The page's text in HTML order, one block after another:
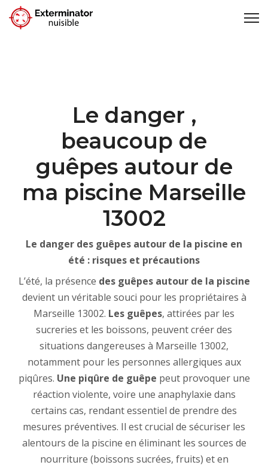
Le danger ,
beaucoup de
guêpes autour de
ma piscine Marseille
13002
Le danger des guêpes autour de la piscine en
été : risques et précautions
L’été, la présence des guêpes autour de la piscine
devient un véritable souci pour les propriétaires à
Marseille 13002. Les guêpes, attirées par les
sucreries et les boissons, peuvent créer des
situations dangereuses à Marseille 13002,
notamment pour les personnes allergiques aux
piqûres. Une piqûre de guêpe peut provoquer une
réaction violente, voire une anaphylaxie dans
certains cas, rendant essentiel de prendre des
mesures préventives. Il est crucial de sécuriser les
alentours de la piscine en éliminant les sources de
nourriture (boissons sucrées, fruits) et en